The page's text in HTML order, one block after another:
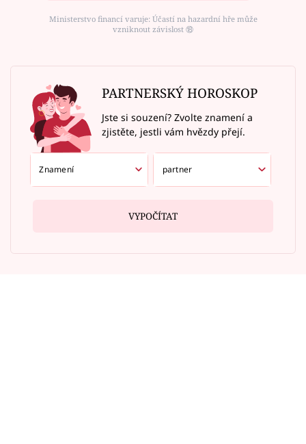
Ministerstvo financí varuje: Účastí na hazardní hře může
vzniknout závislost ⑱
PARTNERSKÝ HOROSKOP
Jste si souzení? Zvolte znamení a
zjistěte, jestli vám hvězdy přejí.
VYPOČÍTAT